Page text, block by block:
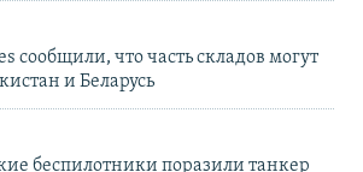
что часть складов могут
и Беларусь
беспилотники поразили танкер